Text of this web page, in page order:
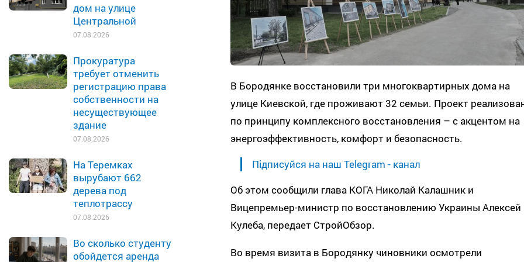
дом на улице
Центральной
07.08.2026
Прокуратура
требует отменить
регистрацию права
собственности на
несуществующее
здание
07.08.2026
На Теремках
вырубают 662
дерева под
теплотрассу
07.08.2026
Во сколько студенту
обойдется аренда
В Бородянке восстановили три многоквартирных дома на
улице Киевской, где проживают 32 семьи. Проект
по принципу комплексного восстановления – с акцентом на
энергоэффективность, комфорт и безопасность.
Підписуйся на наш Telegram - канал
Об этом сообщили глава КОГА Николай Калашник и
Вицепремьер-министр по восстановлению Украины Алексей
Кулеба, передает СтройОбзор.
Во время визита в Бородянку чиновники осмотрели